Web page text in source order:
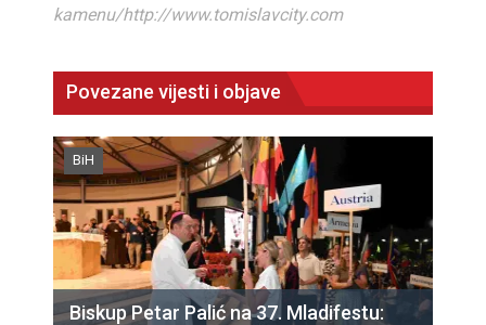
kamenu/http://www.tomislavcity.com
Povezane vijesti i objave
BiH
Biskup Petar Palić na 37. Mladifestu: